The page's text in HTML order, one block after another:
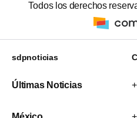
Todos los derechos
sdpnoticias
Últimas Noticias